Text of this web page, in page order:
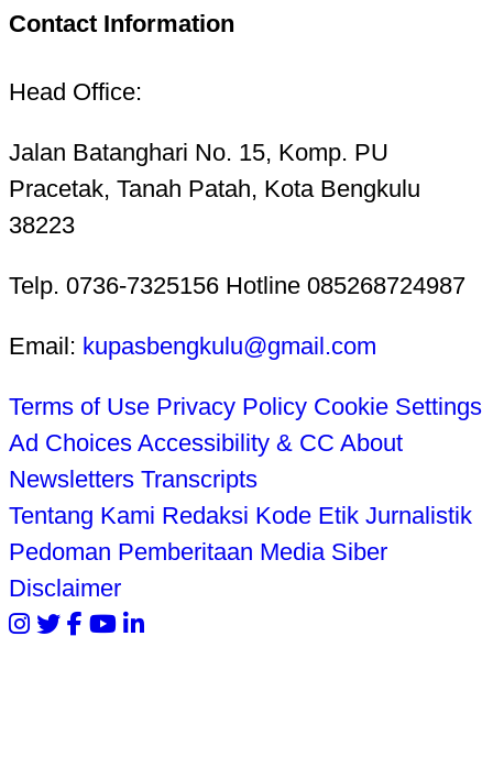
Contact Information
Head Office:
Jalan Batanghari No. 15, Komp. PU
Pracetak, Tanah Patah, Kota Bengkulu
38223
Telp. 0736-7325156 Hotline 085268724987
Email: kupasbengkulu@gmail.com
Terms of Use Privacy Policy Cookie Settings
Ad Choices Accessibility & CC About
Newsletters Transcripts
Tentang Kami Redaksi Kode Etik Jurnalistik
Pedoman Pemberitaan Media Siber
Disclaimer